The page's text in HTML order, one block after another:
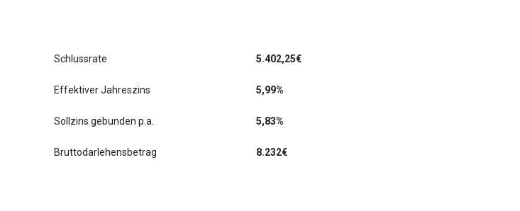
Schlussrate 5.402,25€
Effektiver Jahreszins 5,99%
Sollzins gebunden p.a. 5,83%
Bruttodarlehensbetrag 8.232€